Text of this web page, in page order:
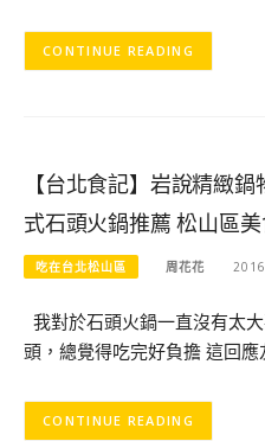
CONTINUE READING
【台北食記】岩說精緻
式石頭火鍋推薦 松山區
吃在台北松山區 周花花
我對於石頭火鍋一直沒有太
頭，總覺得吃完好負擔 這回
CONTINUE READING